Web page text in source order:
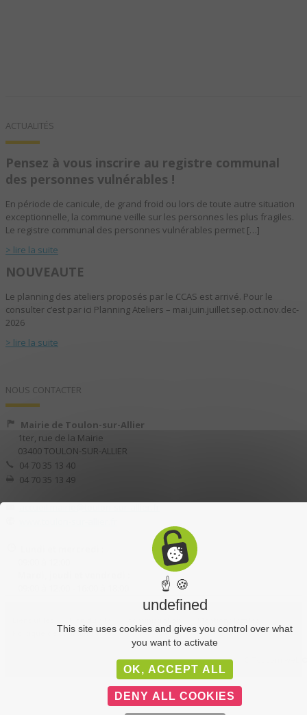
ACTUALITÉS
Pensez à vous inscrire au registre communal
des personnes vulnérables !
En période de canicule, de grand froid ou lors de toute autre situation
exceptionnelle, la commune veille sur les personnes les plus fragiles.
Le registre communal des personnes vulnérables permet […]
> lire la suite
NOUVEAUTE
Le planning des ateliers proposés par le CCAS est arrivé. Pour le
consulter c’est par ici Planning Ateliers – mai.juin.juillet.sep.oct.nov.dec-
2026
> lire la suite
NOUS CONTACTER
Mairie de Toulon-sur-Allier
1ter, rue de la Mairie
03400 TOULON-SUR-ALLIER
04 70 35 13 40
04 70 35 13 49
Politique de confidentialité
☝ 🍪
undefined
This site uses cookies and gives you control over what
you want to activate
OK, ACCEPT ALL
DENY ALL COOKIES